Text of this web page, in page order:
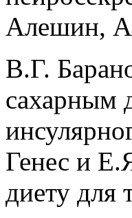
Алешин,
В.Г.
сахарным
Генес и
диету для